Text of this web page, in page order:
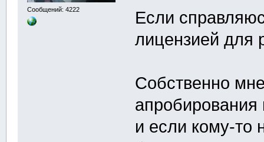
Сообщений: 4222
Если
лицензией для
Собственно
и если кому-то